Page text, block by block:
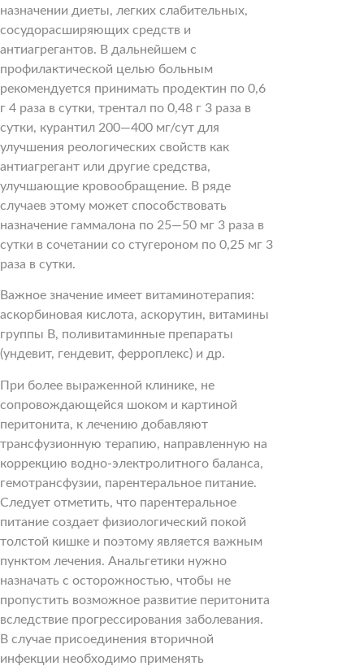
назначении диеты, легких слабительных,
сосудорасширяющих средств и
антиагрегантов. В дальнейшем с
профилактической целью больным
рекомендуется принимать продектин по 0,6
г 4 раза в сутки, трентал по 0,48 г 3 раза в
сутки, курантил 200—400 мг/сут для
улучшения реологических свойств как
антиагрегант или другие средства,
улучшающие кровообращение. В ряде
случаев этому может способствовать
назначение гаммалона по 25—50 мг 3 раза в
сутки в сочетании со стугероном по 0,25 мг 3
раза в сутки.
Важное значение имеет витаминотерапия:
аскорбиновая кислота, аскорутин, витамины
группы В, поливитаминные препараты
(ундевит, гендевит, ферроплекс) и др.
При более выраженной клинике, не
сопровождающейся шоком и картиной
перитонита, к лечению добавляют
трансфузионную терапию, направленную на
коррекцию водно-электролитного баланса,
гемотрансфузии, парентеральное питание.
Следует отметить, что парентеральное
питание создает физиологический покой
толстой кишке и поэтому является важным
пунктом лечения. Анальгетики нужно
назначать с осторожностью, чтобы не
пропустить возможное развитие перитонита
вследствие прогрессирования заболевания.
В случае присоединения вторичной
инфекции необходимо применять